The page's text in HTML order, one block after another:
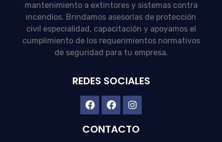
mantenimiento a extintores y sistemas contra
incendios. Brindamos asesorías de protección
civil especialidad, capacitación y apoyamos el
cumplimiento de los requerimientos normativos
de seguridad para tu empresa.
REDES SOCIALES
CONTACTO